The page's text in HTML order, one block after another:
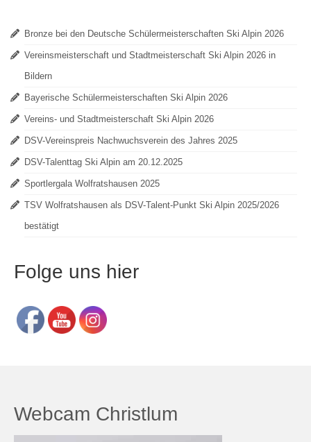
Bronze bei den Deutsche Schülermeisterschaften Ski Alpin 2026
Vereinsmeisterschaft und Stadtmeisterschaft Ski Alpin 2026 in
Bildern
Bayerische Schülermeisterschaften Ski Alpin 2026
Vereins- und Stadtmeisterschaft Ski Alpin 2026
DSV-Vereinspreis Nachwuchsverein des Jahres 2025
DSV-Talenttag Ski Alpin am 20.12.2025
Sportlergala Wolfratshausen 2025
TSV Wolfratshausen als DSV-Talent-Punkt Ski Alpin 2025/2026
bestätigt
Folge uns hier
Webcam Christlum